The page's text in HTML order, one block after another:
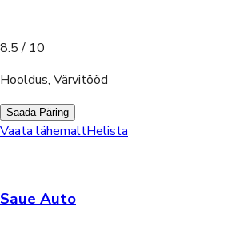
8.5 / 10
Hooldus, Värvitööd
Saada Päring
Vaata lähemaltHelista
Saue Auto